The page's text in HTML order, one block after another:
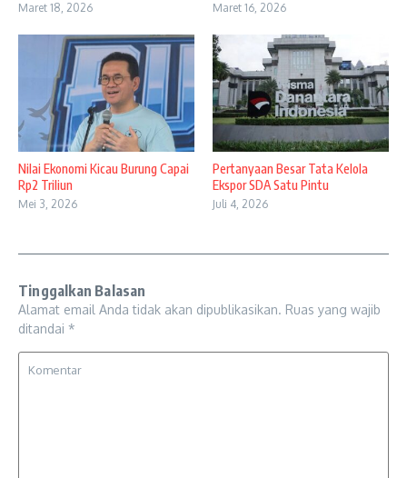
Maret 18, 2026 Maret 16, 2026
Nilai Ekonomi Kicau Burung Capai
Rp2 Triliun
Mei 3, 2026
Pertanyaan Besar Tata Kelola
Ekspor SDA Satu Pintu
Juli 4, 2026
Tinggalkan Balasan
Alamat email Anda tidak akan dipublikasikan. Ruas yang wajib
ditandai *